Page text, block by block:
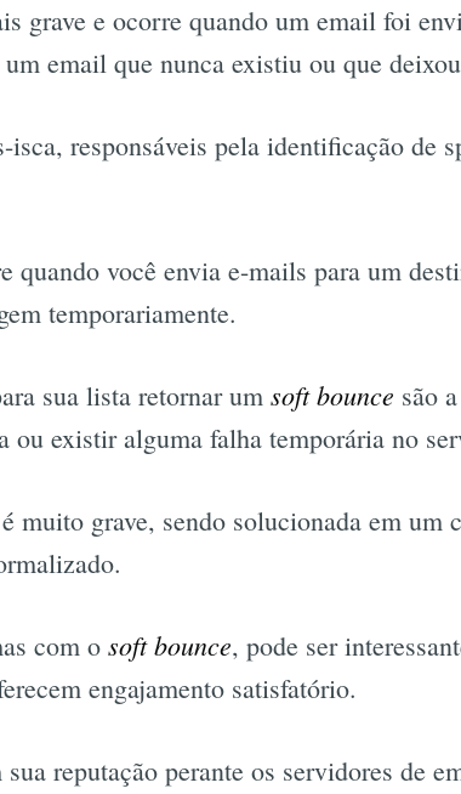
grave e ocorre quando um email foi
email que nunca existiu ou que
responsáveis pela identificação de
quando você envia e-mails para um
temporariamente.
sua lista retornar um soft bounce são
ou existir alguma falha temporária no
muito grave, sendo solucionada em um
com o soft bounce, pode ser
engajamento satisfatório.
reputação perante os servidores de